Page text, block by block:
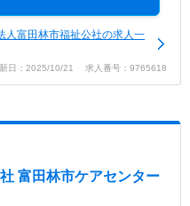
人富田林市福祉公社の求人一
日：2025/10/21 求人番号：9765618
富田林市ケアセンター